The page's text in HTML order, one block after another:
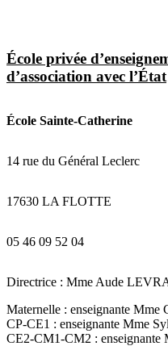
École privée
d’association avec l’État
École Sainte-Catherine
14 rue du Général Leclerc
17630 LA FLOTTE
05 46 09 52 04
Directrice : Mme Aude
Maternelle : enseignante
CP-CE1 : enseignante Mme
CE2-CM1-CM2 :